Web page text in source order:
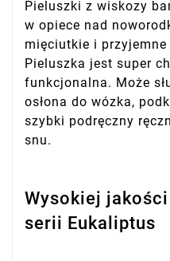
Pieluszki z wiskozy
w opiece nad
mięciutkie i
Pieluszka jest super
funkcjonalna. Może
osłona do wózka,
szybki podręczny
snu.
Wysokiej
serii Eukaliptus